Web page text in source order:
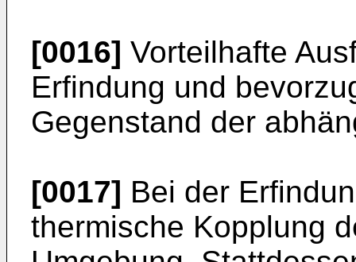
[0016] Vorteilhafte
Erfindung und
Gegenstand der
[0017] Bei der
thermische Kopplung